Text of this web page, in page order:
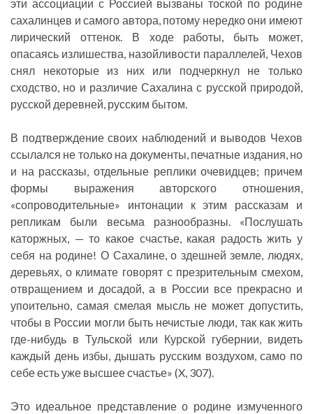
эти ассоциации с Россией вызваны тоской по родине
сахалинцев и самого автора, потому нередко они имеют
лирический оттенок. В ходе работы, быть может,
опасаясь излишества, назойливости параллелей, Чехов
снял некоторые из них или подчеркнул не только
сходство, но и различие Сахалина с русской природой,
русской деревней, русским бытом.
В подтверждение своих наблюдений и выводов Чехов
ссылался не только на документы, печатные издания, но
и на рассказы, отдельные реплики очевидцев; причем
формы выражения авторского отношения,
«сопроводительные» интонации к этим рассказам и
репликам были весьма разнообразны. «Послушать
каторжных, — то какое счастье, какая радость жить у
себя на родине! О Сахалине, о здешней земле, людях,
деревьях, о климате говорят с презрительным смехом,
отвращением и досадой, а в России все прекрасно и
упоительно, самая смелая мысль не может допустить,
чтобы в России могли быть нечистые люди, так как жить
где-нибудь в Тульской или Курской губернии, видеть
каждый день избы, дышать русским воздухом, само по
себе есть уже высшее счастье» (X, 307).
Это идеальное представление о родине измученного